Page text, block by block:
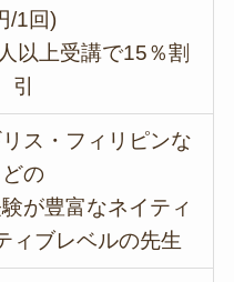
/1回)
以上受講で15％割
引
ス・フィリピンな
どの
が豊富なネイティ
ィブレベルの先生